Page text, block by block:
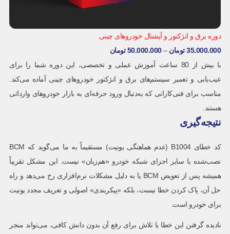
دوره برق و انژکتور و آپشنال خودروهای چینی
35.000.000 تومان –
50.000.000 تومان
با بیش از 80 ساعت آموزش عملی و تخصصی، این دوره شما را برای
عیب‌یابی و تعمیر سیستم‌های برق و انژکتور خودروهای چینی آماده می‌کند.
مناسب برای فنی‌کارانی که به‌دنبال ورود حرفه‌ای به بازار خودروهای وارداتی
هستند.
نتیجه‌گیری
کد خطای B1004 (عدم هماهنگی یونیت) مستقیماً به ما می‌گوید که BCM
نصب‌شده با سایر اجزای شبکه خودرو «هم‌زبان» نیست. این مشکل تقریباً
همیشه پس از تعویض BCM یا به دلیل مشکلات نرم‌افزاری رخ می‌دهد و راه
حل آن، پاک کردن خطا نیست، بلکه «پیکربندی» اصولی و تعریف مجدد یونیت
برای خودرو است.
نادیده گرفتن این خطا یا تلاش برای رفع آن بدون دانش کافی، می‌تواند منجر